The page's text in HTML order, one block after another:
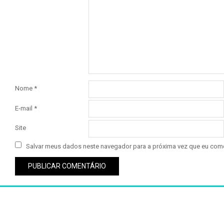
Nome *
E-mail *
Site
Salvar meus dados neste navegador para a próxima vez que eu